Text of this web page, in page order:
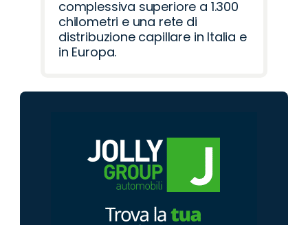
complessiva superiore a 1.300
chilometri e una rete di
distribuzione capillare in Italia e
in Europa.